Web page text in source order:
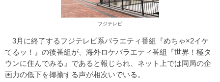
フジテレビ
3月に終了するフジテレビ系バラエティ番組『めちゃ×2イケ
てるッ！』の後番組が、海外ロケバラエティ番組『世界！極タ
ウンに住んでみる』であると報じられ、ネット上では同局の企
画力の低下を揶揄する声が相次いでいる。